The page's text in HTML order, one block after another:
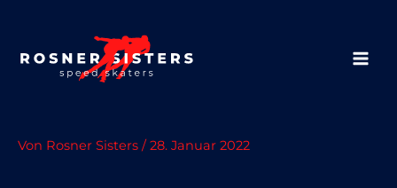
MAIN
Von Rosner Sisters /28. Januar 2022